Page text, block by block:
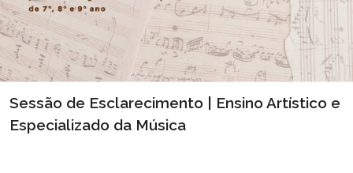
Sessão de Esclarecimento | Ensino Artístico e
Especializado da Música